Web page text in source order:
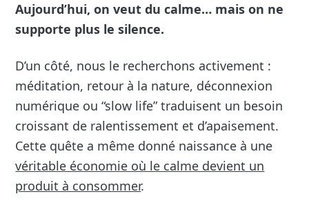
Aujourd’hui, on veut du calme… mais on ne
supporte plus le silence.
D’un côté, nous le recherchons activement :
méditation, retour à la nature, déconnexion
numérique ou “slow life” traduisent un besoin
croissant de ralentissement et d’apaisement.
Cette quête a même donné naissance à une
véritable économie où le calme devient un
produit à consommer.